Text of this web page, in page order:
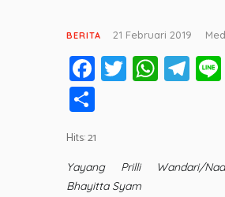
BERITA 21 Februari 2019
Fa
ce
o
ok
T
wi
W
h
A
T
el
a
h
ar
e
Hits: 21
Yayang Prilli Wandari/
Bhayitta Syam